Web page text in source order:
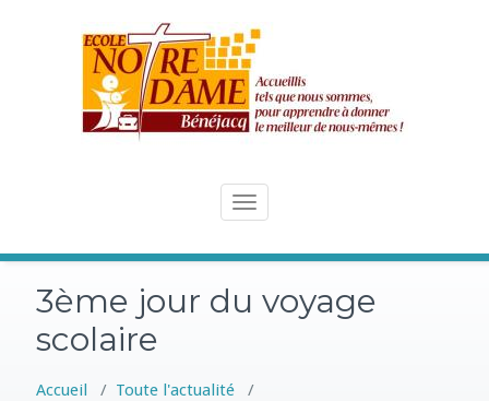
Toggle
3ème jour du voyage
scolaire
Accueil / Toute l'actualité /